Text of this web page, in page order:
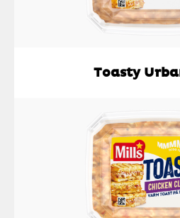
Toasty